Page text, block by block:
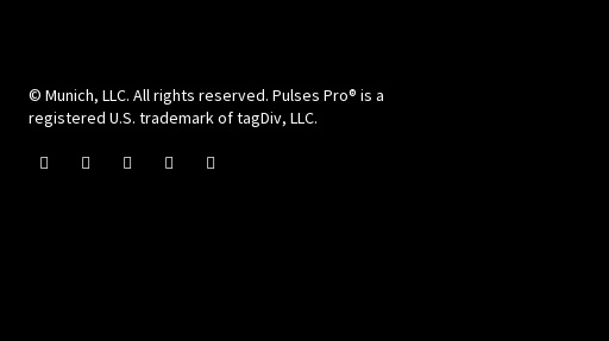
© Munich, LLC. All rights reserved. Pulses Pro® is a
registered U.S. trademark of tagDiv, LLC.